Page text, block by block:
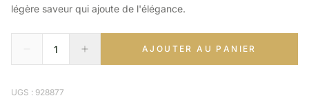
légère saveur qui ajoute de l'élégance.
AJOUTER AU PANIER
UGS : 928877